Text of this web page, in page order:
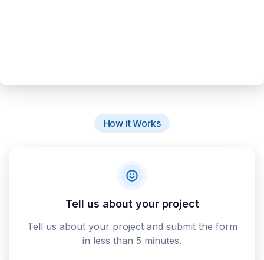
How it Works
Tell us about your project
Tell us about your project and submit the form
in less than 5 minutes.